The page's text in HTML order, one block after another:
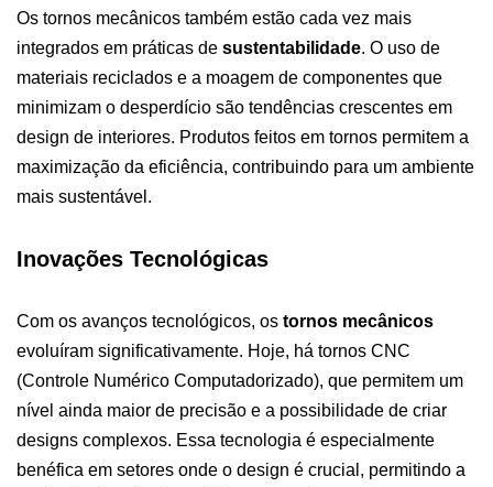
Os tornos mecânicos também estão cada vez mais
integrados em práticas de sustentabilidade. O uso de
materiais reciclados e a moagem de componentes que
minimizam o desperdício são tendências crescentes em
design de interiores. Produtos feitos em tornos permitem a
maximização da eficiência, contribuindo para um ambiente
mais sustentável.
Inovações Tecnológicas
Com os avanços tecnológicos, os tornos mecânicos
evoluíram significativamente. Hoje, há tornos CNC
(Controle Numérico Computadorizado), que permitem um
nível ainda maior de precisão e a possibilidade de criar
designs complexos. Essa tecnologia é especialmente
benéfica em setores onde o design é crucial, permitindo a